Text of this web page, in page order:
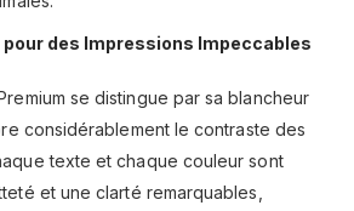
des Impressions Impeccables
se distingue par sa blancheur
considérablement le contraste des
texte et chaque couleur sont
et une clarté remarquables,